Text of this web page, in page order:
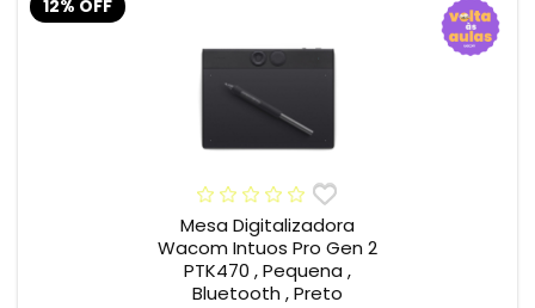
12% OFF
Mesa Digitalizadora
Wacom Intuos Pro Gen 2
PTK470 , Pequena ,
Bluetooth , Preto